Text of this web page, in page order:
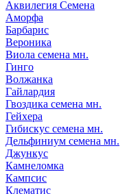
Аквилегия Семена
Аморфа
Барбарис
Вероника
Виола семена мн.
Гинго
Волжанка
Гайлардия
Гвоздика семена мн.
Гейхера
Гибискус семена мн.
Дельфиниум семена мн.
Джункус
Камнеломка
Кампсис
Клематис